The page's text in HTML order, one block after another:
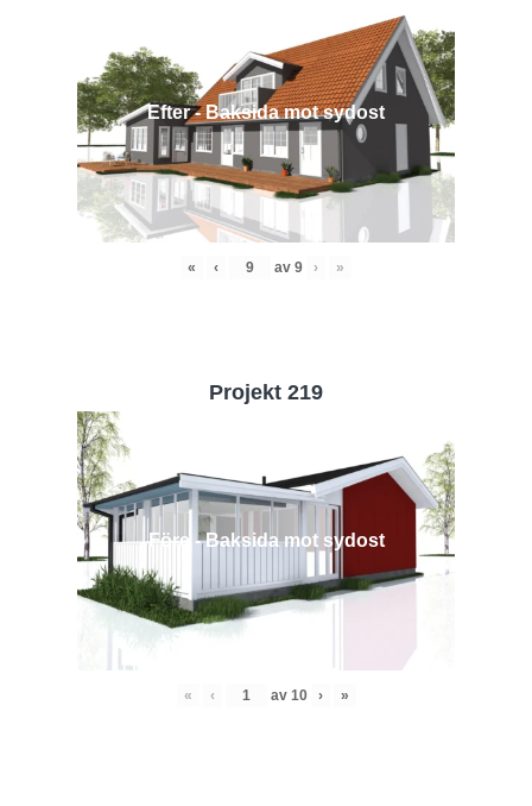
Efter - Baksida mot sydost
« ‹ av 9 › »
Projekt 219
Före - Baksida mot sydost
« ‹ av 10 › »